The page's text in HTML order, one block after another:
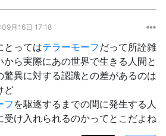
月16日 17:18
とってはテラーモーフだって所詮雑
ら実際にあの世界で生きる人間と
驚異に対する認識との差があるのは
ど
フ を駆逐するまでの間に発生する人
受け入れられるのかってとこだよね